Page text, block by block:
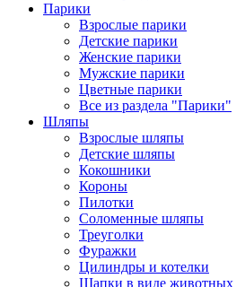
Парики
Взрослые парики
Детские парики
Женские парики
Мужские парики
Цветные парики
Все из раздела "Парики"
Шляпы
Взрослые шляпы
Детские шляпы
Кокошники
Короны
Пилотки
Соломенные шляпы
Треуголки
Фуражки
Цилиндры и котелки
Шапки в виде животных